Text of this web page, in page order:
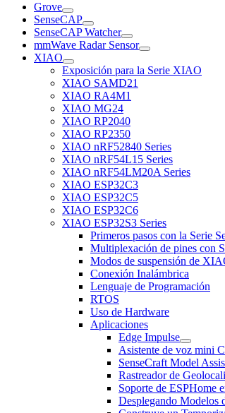
Grove
SenseCAP
SenseCAP Watcher
mmWave Radar Sensor
XIAO
Exposición para la Serie XIAO
XIAO SAMD21
XIAO RA4M1
XIAO MG24
XIAO RP2040
XIAO RP2350
XIAO nRF52840 Series
XIAO nRF54L15 Series
XIAO nRF54LM20A Series
XIAO ESP32C3
XIAO ESP32C5
XIAO ESP32C6
XIAO ESP32S3 Series
Primeros pasos con la Serie
Multiplexación de pines con
Modos de suspensión de
Conexión Inalámbrica
Lenguaje de Programación
RTOS
Uso de Hardware
Aplicaciones
Edge Impulse
Asistente de voz mini
SenseCraft Model
Rastreador de
Soporte de ESPHome
Desplegando Modelos